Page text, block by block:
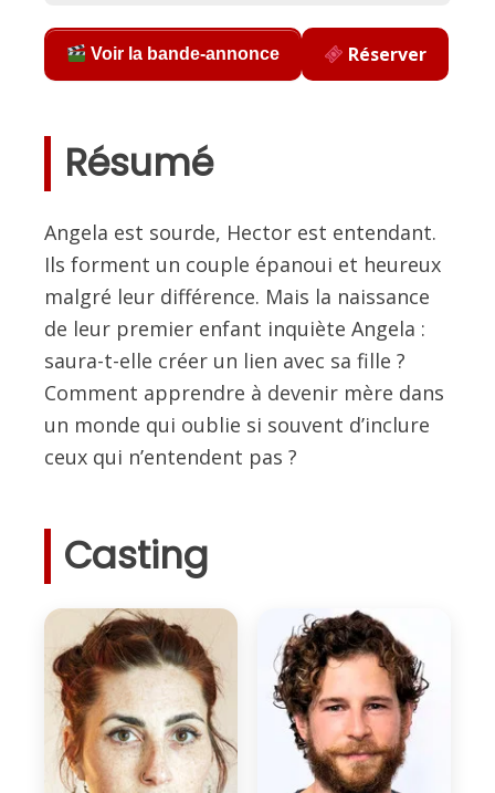
Voir la bande-annonce Réserver
Résumé
Angela est sourde, Hector est entendant.
Ils forment un couple épanoui et heureux
malgré leur différence. Mais la naissance
de leur premier enfant inquiète Angela :
saura-t-elle créer un lien avec sa fille ?
Comment apprendre à devenir mère dans
un monde qui oublie si souvent d’inclure
ceux qui n’entendent pas ?
Casting